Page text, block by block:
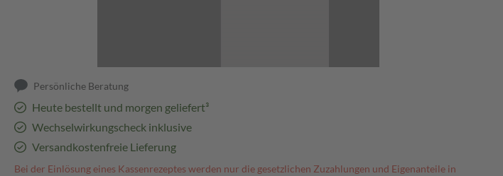
Persönliche Beratung
Heute bestellt und morgen geliefert³
Wechselwirkungscheck inklusive
Versandkostenfreie Lieferung
Bei der Einlösung eines Kassenrezeptes werden nur die gesetzlichen Zuzahlungen und Eigenanteile in